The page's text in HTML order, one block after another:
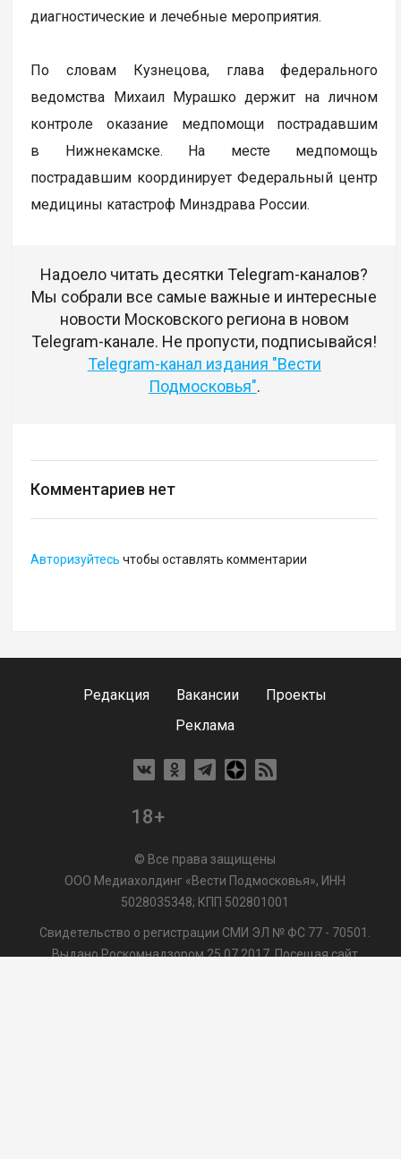
диагностические и лечебные мероприятия.
По словам Кузнецова, глава федерального
ведомства Михаил Мурашко держит на личном
контроле оказание медпомощи пострадавшим
в Нижнекамске. На месте медпомощь
пострадавшим координирует Федеральный центр
медицины катастроф Минздрава России.
Надоело читать десятки Telegram-каналов?
Мы собрали все самые важные и интересные
новости Московского региона в новом
Telegram-канале. Не пропусти, подписывайся!
Telegram-канал издания "Вести
Подмосковья".
Комментариев нет
Авторизуйтесь чтобы оставлять комментарии
Редакция Вакансии
Проекты
Реклама
18+
© Все права защищены
ООО Медиахолдинг «Вести Подмосковья», ИНН
5028035348; КПП 502801001
Свидетельство о регистрации СМИ ЭЛ № ФС 77 - 70501.
Выдано Роскомнадзором 25.07.2017. Посещая сайт